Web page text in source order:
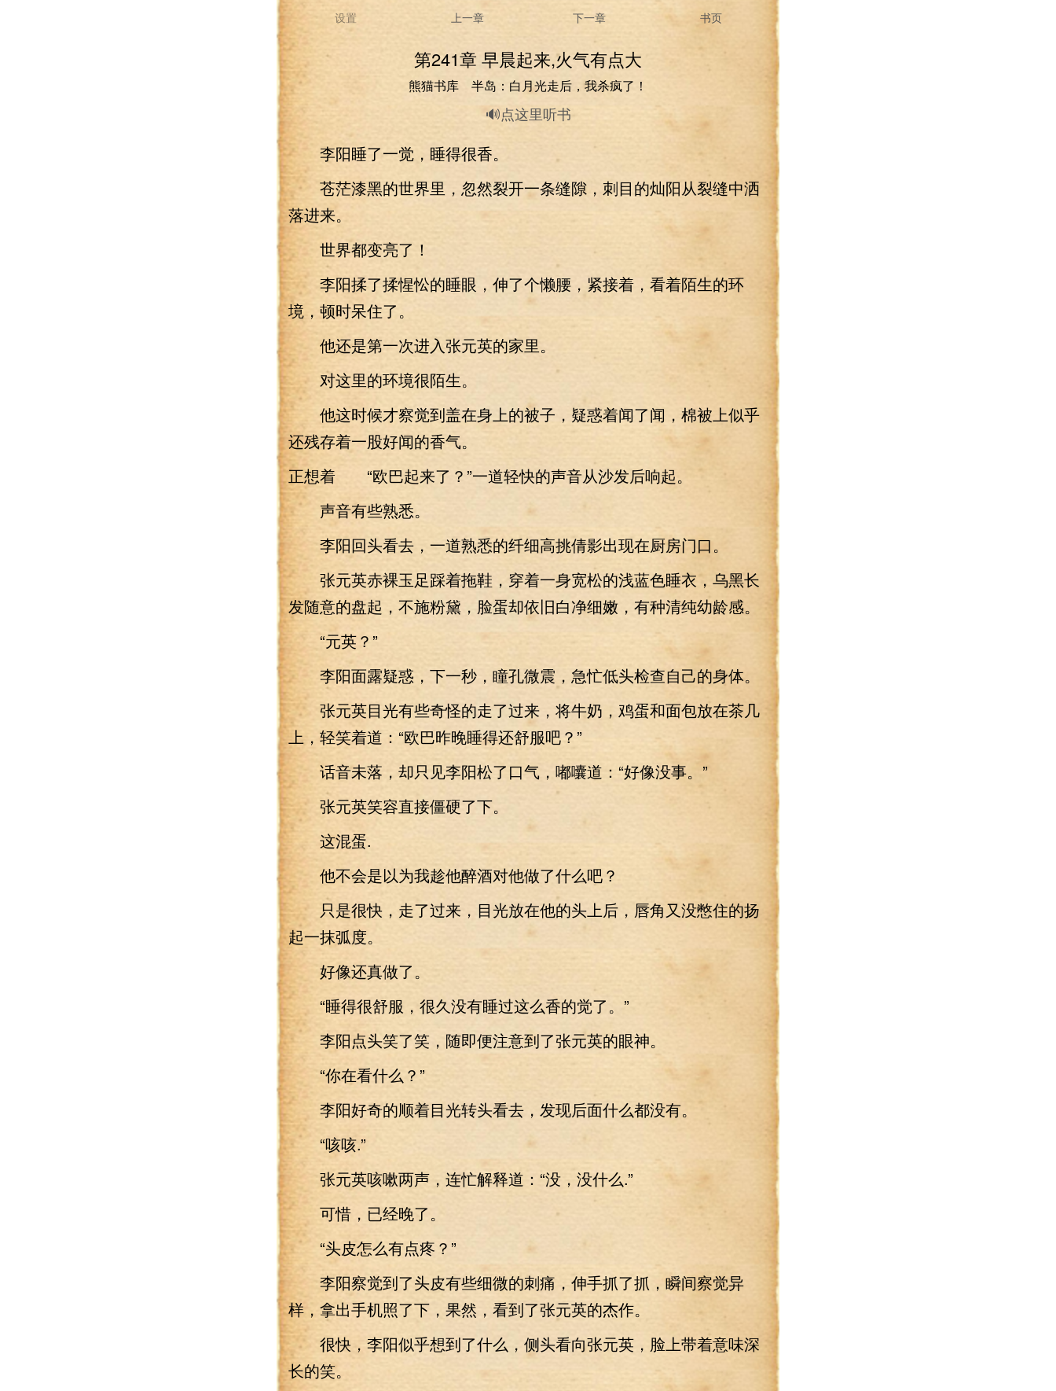
设置 上一章 下一章 书页
第241章 早晨起来,火气有点大
熊猫书库 半岛：白月光走后，我杀疯了！
🔊点这里听书
李阳睡了一觉，睡得很香。
苍茫漆黑的世界里，忽然裂开一条缝隙，刺目的灿阳从裂缝中洒
落进来。
世界都变亮了！
李阳揉了揉惺忪的睡眼，伸了个懒腰，紧接着，看着陌生的环
境，顿时呆住了。
他还是第一次进入张元英的家里。
对这里的环境很陌生。
他这时候才察觉到盖在身上的被子，疑惑着闻了闻，棉被上似乎
还残存着一股好闻的香气。
正想着 “欧巴起来了？”一道轻快的声音从沙发后响起。
声音有些熟悉。
李阳回头看去，一道熟悉的纤细高挑倩影出现在厨房门口。
张元英赤裸玉足踩着拖鞋，穿着一身宽松的浅蓝色睡衣，乌黑长
发随意的盘起，不施粉黛，脸蛋却依旧白净细嫩，有种清纯幼龄感。
“元英？”
李阳面露疑惑，下一秒，瞳孔微震，急忙低头检查自己的身体。
张元英目光有些奇怪的走了过来，将牛奶，鸡蛋和面包放在茶几
上，轻笑着道：“欧巴昨晚睡得还舒服吧？”
话音未落，却只见李阳松了口气，嘟囔道：“好像没事。”
张元英笑容直接僵硬了下。
这混蛋.
他不会是以为我趁他醉酒对他做了什么吧？
只是很快，走了过来，目光放在他的头上后，唇角又没憋住的扬
起一抹弧度。
好像还真做了。
“睡得很舒服，很久没有睡过这么香的觉了。”
李阳点头笑了笑，随即便注意到了张元英的眼神。
“你在看什么？”
李阳好奇的顺着目光转头看去，发现后面什么都没有。
“咳咳.”
张元英咳嗽两声，连忙解释道：“没，没什么.”
可惜，已经晚了。
“头皮怎么有点疼？”
李阳察觉到了头皮有些细微的刺痛，伸手抓了抓，瞬间察觉异
样，拿出手机照了下，果然，看到了张元英的杰作。
很快，李阳似乎想到了什么，侧头看向张元英，脸上带着意味深
长的笑。